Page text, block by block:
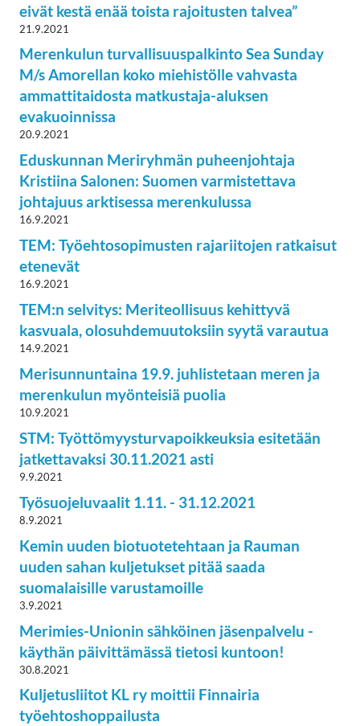
eivät kestä enää toista rajoitusten talvea”
21.9.2021
Merenkulun turvallisuuspalkinto Sea Sunday
M/s Amorellan koko miehistölle vahvasta
ammattitaidosta matkustaja-aluksen
evakuoinnissa
20.9.2021
Eduskunnan Meriryhmän puheenjohtaja
Kristiina Salonen: Suomen varmistettava
johtajuus arktisessa merenkulussa
16.9.2021
TEM: Työehtosopimusten rajariitojen ratkaisut
etenevät
16.9.2021
TEM:n selvitys: Meriteollisuus kehittyvä
kasvuala, olosuhdemuutoksiin syytä varautua
14.9.2021
Merisunnuntaina 19.9. juhlistetaan meren ja
merenkulun myönteisiä puolia
10.9.2021
STM: Työttömyysturvapoikkeuksia esitetään
jatkettavaksi 30.11.2021 asti
9.9.2021
Työsuojeluvaalit 1.11. - 31.12.2021
8.9.2021
Kemin uuden biotuotetehtaan ja Rauman
uuden sahan kuljetukset pitää saada
suomalaisille varustamoille
3.9.2021
Merimies-Unionin sähköinen jäsenpalvelu -
käythän päivittämässä tietosi kuntoon!
30.8.2021
Kuljetusliitot KL ry moittii Finnairia
työehtoshoppailusta